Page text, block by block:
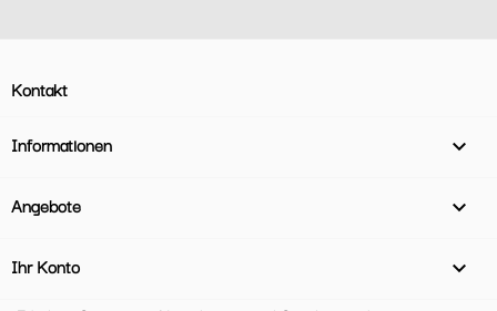
Kontakt
Informationen 
Angebote 
Ihr Konto
